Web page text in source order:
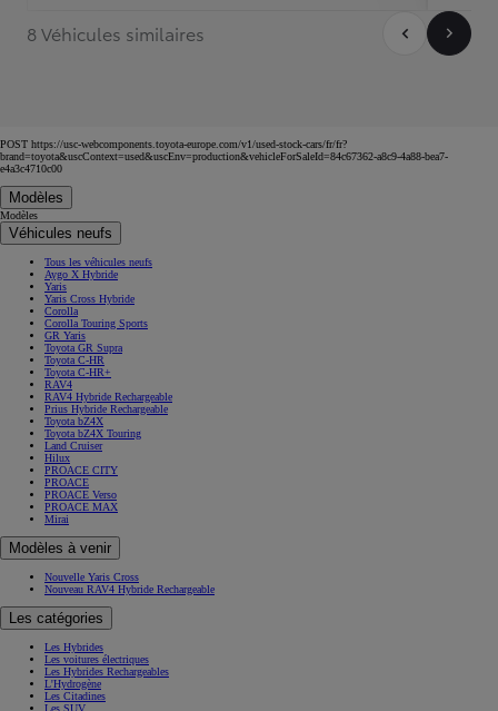
8 Véhicules similaires
POST https://usc-webcomponents.toyota-europe.com/v1/used-stock-cars/fr/fr?
brand=toyota&uscContext=used&uscEnv=production&vehicleForSaleId=84c67362-a8c9-4a88-bea7-
e4a3c4710c00
Modèles
Modèles
Véhicules neufs
Tous les véhicules neufs
Aygo X Hybride
Yaris
Yaris Cross Hybride
Corolla
Corolla Touring Sports
GR Yaris
Toyota GR Supra
Toyota C-HR
Toyota C-HR+
RAV4
RAV4 Hybride Rechargeable
Prius Hybride Rechargeable
Toyota bZ4X
Toyota bZ4X Touring
Land Cruiser
Hilux
PROACE CITY
PROACE
PROACE Verso
PROACE MAX
Mirai
Modèles à venir
Nouvelle Yaris Cross
Nouveau RAV4 Hybride Rechargeable
Les catégories
Les Hybrides
Les voitures électriques
Les Hybrides Rechargeables
L'Hydrogène
Les Citadines
Les SUV